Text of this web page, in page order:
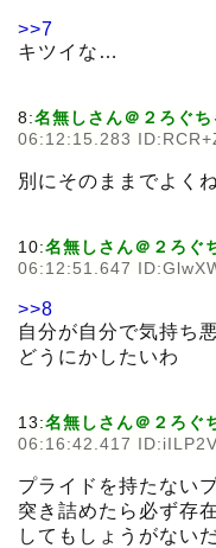
>>7
キツイな…
8:名無しさん＠２ろぐち
06:12:15.283
別にそのままでよくね
10:名無しさん＠２ろぐ
06:12:51.647
>>8
自分が自分で気持ち
どうにかしたいわ
13:名無しさん＠２ろぐ
06:16:42.417
プライドを持たない
突き詰めたら必ず存
してもしょうがない